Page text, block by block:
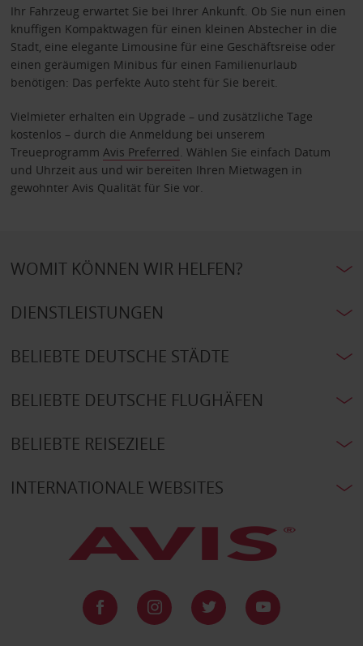
Ihr Fahrzeug erwartet Sie bei Ihrer Ankunft. Ob Sie nun einen
knuffigen Kompaktwagen für einen kleinen Abstecher in die
Stadt, eine elegante Limousine für eine Geschäftsreise oder
einen geräumigen Minibus für einen Familienurlaub
benötigen: Das perfekte Auto steht für Sie bereit.
Vielmieter erhalten ein Upgrade – und zusätzliche Tage
kostenlos – durch die Anmeldung bei unserem
Treueprogramm Avis Preferred . Wählen Sie einfach Datum
und Uhrzeit aus und wir bereiten Ihren Mietwagen in
gewohnter Avis Qualität für Sie vor.
WOMIT KÖNNEN WIR HELFEN?
DIENSTLEISTUNGEN
BELIEBTE DEUTSCHE STÄDTE
BELIEBTE DEUTSCHE FLUGHÄFEN
BELIEBTE REISEZIELE
INTERNATIONALE WEBSITES